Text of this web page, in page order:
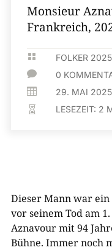
Monsieur
Frankreich,
 FOLKER
 0
 29. MAI 2025
 LESEZEIT: 2
Dieser Mann war ein
vor seinem Tod am
Aznavour mit 94
Bühne. Immer noch